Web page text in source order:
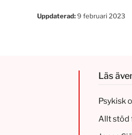
Uppdaterad:9 februari 2023
Läs
Psykisk
Allt stöd